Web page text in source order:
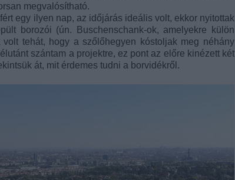
megvalósítható.
egy ilyen nap, az időjárás ideális volt, ekkor nyitottak
borozói (ún. Buschenschank-ok, amelyekre külön
tehát, hogy a szőlőhegyen kóstoljak meg néhány
szántam a projektre, ez pont az előre kinézett két
át, mit érdemes tudni a borvidékről.